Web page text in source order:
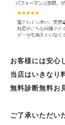
お客様には安心
当店はいきなり
無料診断無料お
ご了承いただい